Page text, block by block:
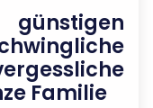
günstigen
Familie